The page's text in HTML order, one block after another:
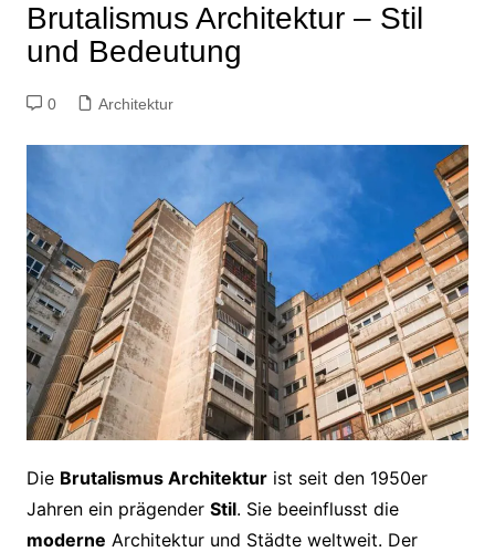
Brutalismus Architektur – Stil
und Bedeutung
0 Architektur
Die Brutalismus Architekturist seit den 1950er
Jahren ein prägender Stil. Sie beeinflusst die
moderne Architektur und Städte weltweit. Der